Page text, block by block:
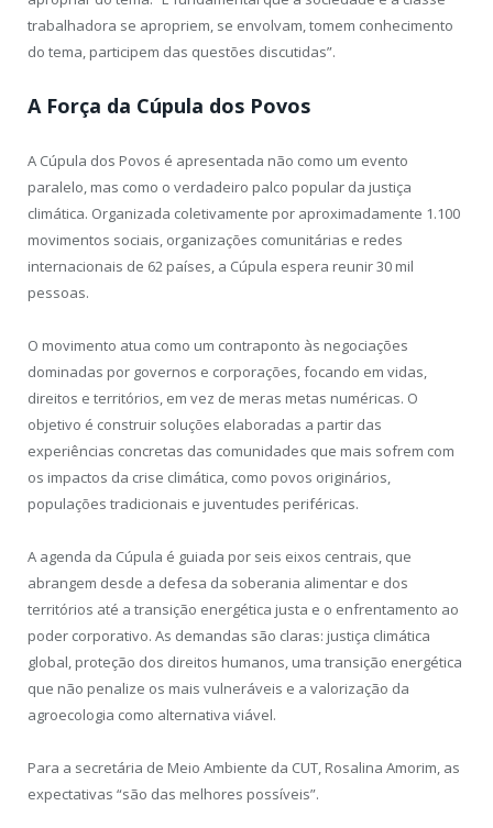
trabalhadora se apropriem, se envolvam, tomem conhecimento
do tema, participem das questões discutidas”.
A Força da Cúpula dos Povos
A Cúpula dos Povos é apresentada não como um evento
paralelo, mas como o verdadeiro palco popular da justiça
climática. Organizada coletivamente por aproximadamente 1.100
movimentos sociais, organizações comunitárias e redes
internacionais de 62 países, a Cúpula espera reunir 30 mil
pessoas.
O movimento atua como um contraponto às negociações
dominadas por governos e corporações, focando em vidas,
direitos e territórios, em vez de meras metas numéricas. O
objetivo é construir soluções elaboradas a partir das
experiências concretas das comunidades que mais sofrem com
os impactos da crise climática, como povos originários,
populações tradicionais e juventudes periféricas.
A agenda da Cúpula é guiada por seis eixos centrais, que
abrangem desde a defesa da soberania alimentar e dos
territórios até a transição energética justa e o enfrentamento ao
poder corporativo. As demandas são claras: justiça climática
global, proteção dos direitos humanos, uma transição energética
que não penalize os mais vulneráveis e a valorização da
agroecologia como alternativa viável.
Para a secretária de Meio Ambiente da CUT, Rosalina Amorim, as
expectativas “são das melhores possíveis”.